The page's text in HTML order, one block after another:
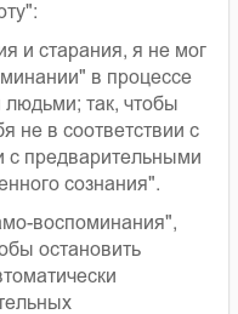
и старания, я не мог
в процессе
так, чтобы
не в соответствии с
с предварительными
сознания".
воспоминания",
остановить